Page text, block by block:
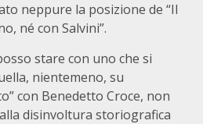
neppure la posizione de “Il
né con Salvini”.
stare con uno che si
nientemeno, su
con Benedetto Croce, non
disinvoltura storiografica